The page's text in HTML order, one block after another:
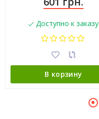
Доступно к заказу
В корзину